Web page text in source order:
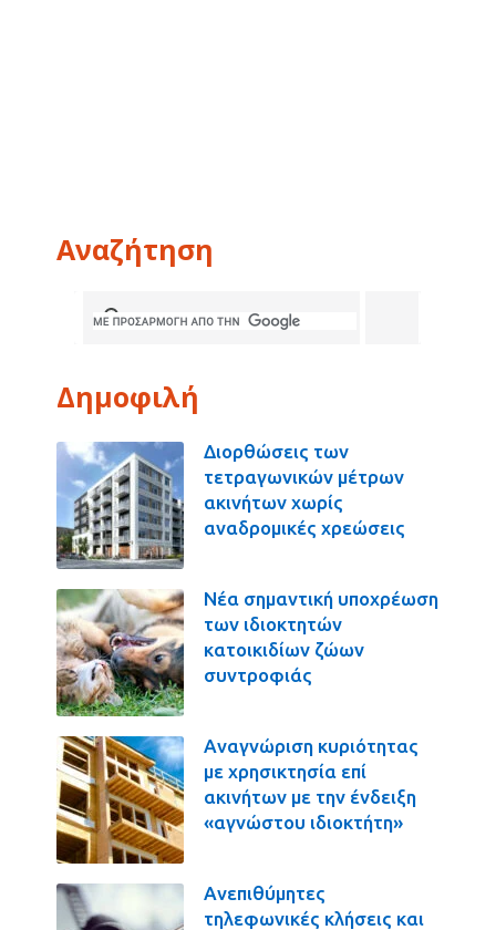
Αναζήτηση
Δημοφιλή
Διορθώσεις των
τετραγωνικών μέτρων
ακινήτων χωρίς
αναδρομικές χρεώσεις
Νέα σημαντική υποχρέωση
των ιδιοκτητών
κατοικιδίων ζώων
συντροφιάς
Αναγνώριση κυριότητας
με χρησικτησία επί
ακινήτων με την ένδειξη
«αγνώστου ιδιοκτήτη»
Ανεπιθύμητες
τηλεφωνικές κλήσεις και